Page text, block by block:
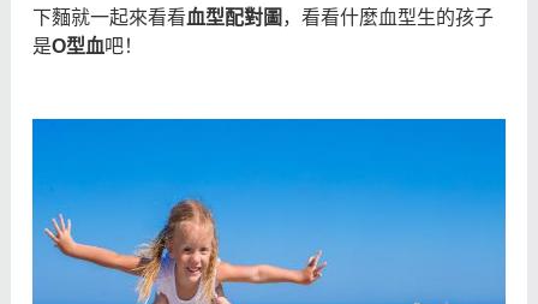
下麵就一起來看看血型配對圖 ，看看什麼血型生的孩子
是O型血吧！